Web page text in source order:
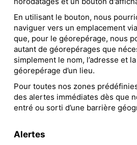
En utilisant le bouton, nous
naviguer vers un emplacement
que, pour le géorepérage, nous
autant de géorepérages que
simplement le nom, l’adresse et
géorepérage d’un lieu.
Pour toutes nos zones
des alertes immédiates dès que
entré ou sorti d’une barrière
Alertes